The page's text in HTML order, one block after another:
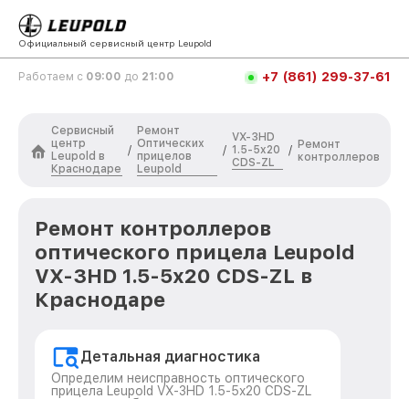
Официальный сервисный центр Leupold
Работаем с 09:00 до 21:00 +7 (861) 299-37-61
Сервисный
центр
Leupold в
Краснодаре
/
Ремонт
Оптических
прицелов
Leupold
/
VX-3HD
1.5-5x20
CDS-ZL
/ Ремонт
контроллеров
Ремонт контроллеров
оптического прицела Leupold
VX-3HD 1.5-5x20 CDS-ZL в
Краснодаре
Детальная диагностика
Определим неисправность оптического
прицела Leupold VX-3HD 1.5-5x20 CDS-ZL